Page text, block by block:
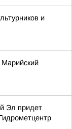
и
Эл придет